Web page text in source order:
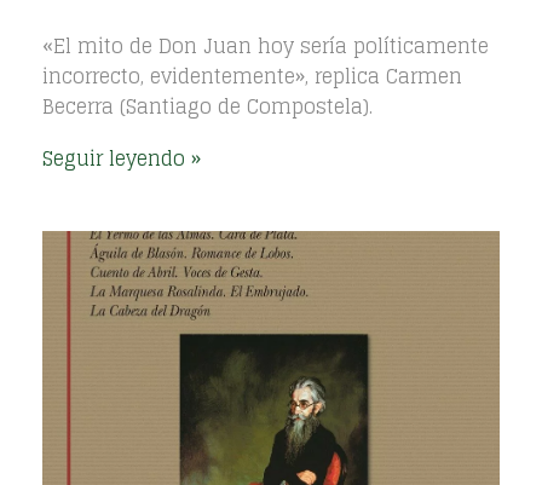
«El mito de Don Juan hoy sería políticamente
incorrecto, evidentemente», replica Carmen
Becerra (Santiago de Compostela).
Seguir leyendo